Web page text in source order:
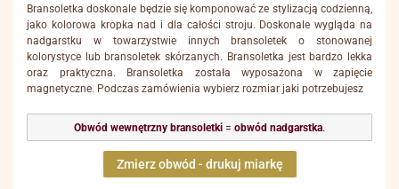
Bransoletka doskonale będzie się komponować ze stylizacją codzienną,
jako kolorowa kropka nad i dla całości stroju. Doskonale wygląda na
nadgarstku w towarzystwie innych bransoletek o stonowanej
kolorystyce lub bransoletek skórzanych. Bransoletka jest bardzo lekka
oraz praktyczna. Bransoletka została wyposażona w zapięcie
magnetyczne. Podczas zamówienia wybierz rozmiar jaki potrzebujesz
Obwód wewnętrzny bransoletki = obwód nadgarstka.
Zmierz obwód - drukuj miarkę